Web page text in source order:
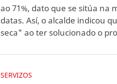
ao 71%, dato que se sitúa na
datas. Así, o alcalde indicou
seca" ao ter solucionado o
SERVIZOS